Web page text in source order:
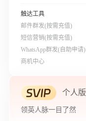
触达工具
邮件群发(按需充值)
短信营销(按需充值)
WhatsApp群发(自助申请)
商机中心
个人版
领英人脉一目了然